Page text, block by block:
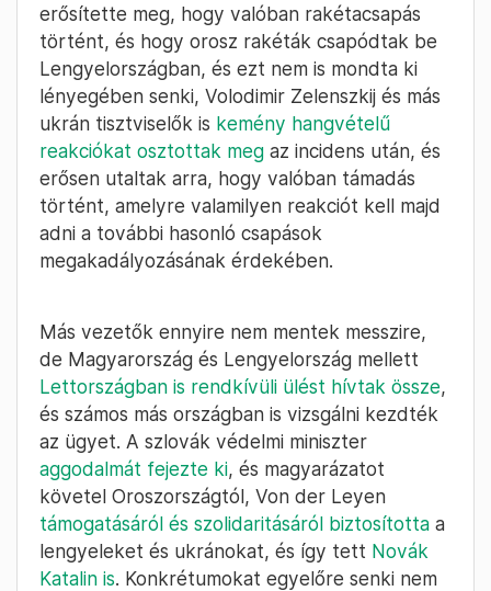
erősítette meg, hogy valóban rakétacsapás
történt, és hogy orosz rakéták csapódtak be
Lengyelországban, és ezt nem is mondta ki
lényegében senki, Volodimir Zelenszkij és más
ukrán tisztviselők is kemény hangvételű
reakciókat osztottak meg az incidens után, és
erősen utaltak arra, hogy valóban támadás
történt, amelyre valamilyen reakciót kell majd
adni a további hasonló csapások
megakadályozásának érdekében.
Más vezetők ennyire nem mentek messzire,
de Magyarország és Lengyelország mellett
Lettországban is rendkívüli ülést hívtak össze,
és számos más országban is vizsgálni kezdték
az ügyet. A szlovák védelmi miniszter
aggodalmát fejezte ki, és magyarázatot
követel Oroszországtól, Von der Leyen
támogatásáról és szolidaritásáról biztosította a
lengyeleket és ukránokat, és így tett Novák
Katalin is. Konkrétumokat egyelőre senki nem